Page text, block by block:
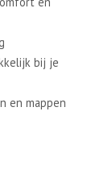
bij je
en mappen